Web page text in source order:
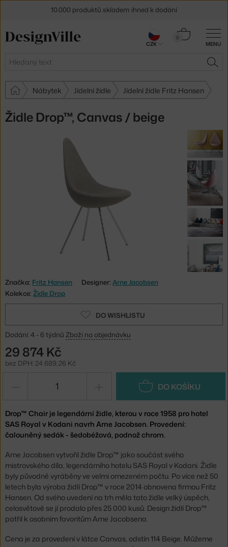
MENU
Hledat
0
Košík
Nábytek Jídelní židle Jídelní židle Fritz Hansen
Židle Drop™, Canvas / beige
Značka: Fritz Hansen Designer: Arne Jacobsen
Kolekce: Židle Drop
DO WISHLISTU
Dodání: 4 - 6 týdnů Zboží na objednávku
29 874 Kč
bez DPH: 24 689,26 Kč
DO KOŠÍKU
Drop™ Chair je legendární židle, kterou v roce 1958 pro hotel
SAS Royal v Kodani navrh Arne Jacobsen. Provedení:
čalouněný sedák - šedobéžová, podnož chrom.
Arne Jacobsen vytvořil židle Drop™ jako součást svého
mistrovského díla, legendárního hotelu SAS Royal v Kodani. Židle
byly původně vyráběny ve velmi omezeném počtu. Po více než 50
letech byla výroba židlí Drop™ v roce 2014 obnovena firmou Fritz
Hansen. Od svého uvedení na trh měla tato židle velký úspěch,
celosvětově se jí prodalo přes 25 000 kusů. Design židlí Drop™
patřil k osobním favoritům Arne Jacobsena.
Cena je za provedení v látce Canvas, odstín 114 Beige. Můžeme
10.000 produktů skladem ihned k dodání
Sleva 5 % pro odběratele
CZK